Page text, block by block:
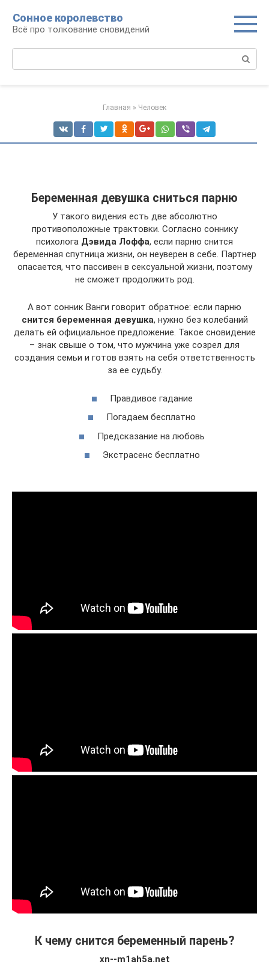
контенту
Сонное королевство
Всё про толкование сновидений
Главная » Человек
Беременная девушка сниться парню
У такого видения есть две абсолютно
противоположные трактовки. Согласно соннику
психолога Дэвида Лоффа, если парню снится
беременная спутница жизни, он неуверен в себе. Партнер
опасается, что пассивен в сексуальной жизни, поэтому
не сможет продолжить род.
А вот сонник Ванги говорит обратное: если парню
снится беременная девушка, нужно без колебаний
делать ей официальное предложение. Такое сновидение
– знак свыше о том, что мужчина уже созрел для
создания семьи и готов взять на себя ответственность
за ее судьбу.
Правдивое гадание
Погадаем бесплатно
Предсказание на любовь
Экстрасенс бесплатно
К чему снится беременный парень?
xn--m1ah5a.net